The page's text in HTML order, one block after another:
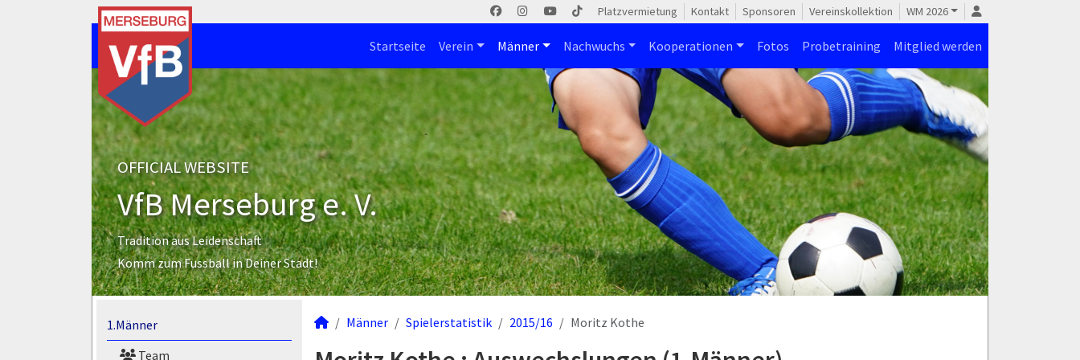
Platzvermietung Kontakt Sponsoren Vereinskollektion WM 2026
Startseite Verein Männer Nachwuchs Kooperationen Fotos Probetraining Mitglied werden
OFFICIAL WEBSITE
VfB Merseburg e. V.
Tradition aus Leidenschaft
Komm zum Fussball in Deiner Stadt!
1.Männer
Team
Männer Spielerstatistik 2015/16 Moritz Kothe